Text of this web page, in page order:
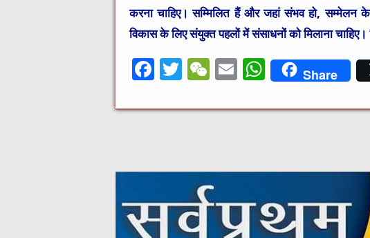
करना चाहिए। सम्‍मिलित हैं और जहां संभव हो, सम्‍मेलन के
विकास के लिए संयुक्‍त पहलों में संसाधनों को मिलाना चाहिए।
F
c
o
o
k
T
it
W
C
E
ai
W
at
p
p
Share